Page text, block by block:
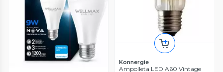
Konnergie
Ampolleta LED A60 Vintage